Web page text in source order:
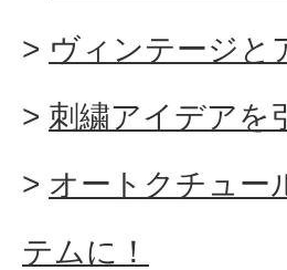
ヴィンテージと
刺繍アイデアを
オートクチュー
テムに！